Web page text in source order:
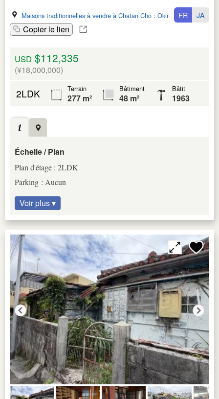
Maisons traditionnelles à vendre à Chatan Cho : Okinawa Ken
Copier le lien
FR JA
USD $112,335
(¥18,000,000)
2LDK Terrain
277 m²
Bâtiment
48 m²
Bâtit
1963
Échelle / Plan
Plan d'étage : 2LDK
Parking : Aucun
Voir plus ▾